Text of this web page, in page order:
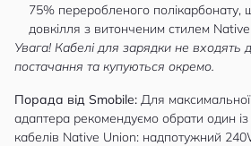
75% переробленого полікарбонату,
довкілля з витонченим стилем
Увага! Кабелі для зарядки не входять
постачання та купуються окремо.
Порада від Smobile: Для
адаптера рекомендуємо обрати один
кабелів Native Union: надпотужний